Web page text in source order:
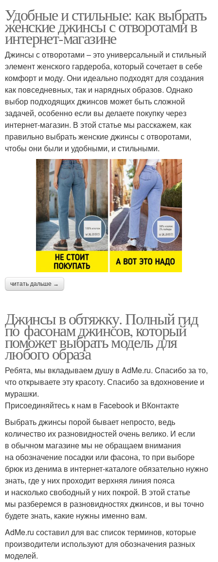
Удобные и стильные: как выбрать
женские джинсы с отворотами в
интернет-магазине
Джинсы с отворотами – это универсальный и стильный
элемент женского гардероба, который сочетает в себе
комфорт и моду. Они идеально подходят для создания
как повседневных, так и нарядных образов. Однако
выбор подходящих джинсов может быть сложной
задачей, особенно если вы делаете покупку через
интернет-магазин. В этой статье мы расскажем, как
правильно выбрать женские джинсы с отворотами,
чтобы они были и удобными, и стильными.
читать дальше →
Джинсы в обтяжку. Полный гид
по фасонам джинсов, который
поможет выбрать модель для
любого образа
Ребята, мы вкладываем душу в AdMe.ru. Cпасибо за то,
что открываете эту красоту. Спасибо за вдохновение и
мурашки.
Присоединяйтесь к нам в Facebook и ВКонтакте
Выбрать джинсы порой бывает непросто, ведь
количество их разновидностей очень велико. И если
в обычном магазине мы не обращаем внимания
на обозначение посадки или фасона, то при выборе
брюк из денима в интернет-каталоге обязательно нужно
знать, где у них проходит верхняя линия пояса
и насколько свободный у них покрой. В этой статье
мы разберемся в разновидностях джинсов, и вы точно
будете знать, какие нужны именно вам.
AdMe.ru составил для вас список терминов, которые
производители используют для обозначения разных
моделей.